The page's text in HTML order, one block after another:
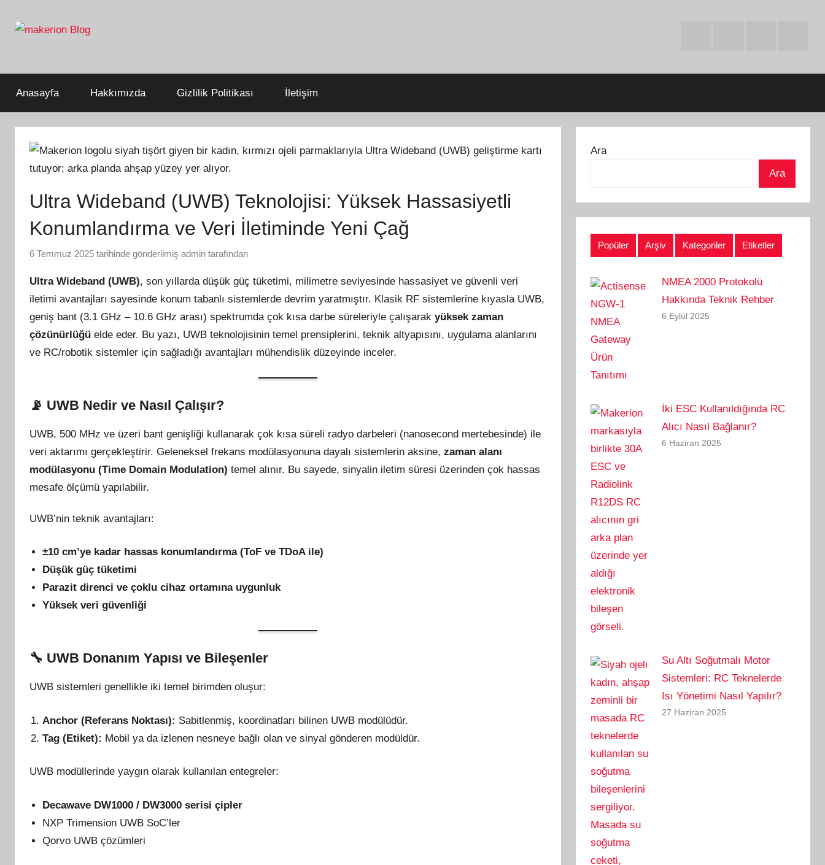
atla
Blog
Anasayfa Hakkımızda Gizlilik Politikası İletişim
Ultra Wideband (UWB) Teknolojisi: Yüksek Hassasiyetli
Konumlandırma ve Veri İletiminde Yeni Çağ
6 Temmuz 2025 tarihinde gönderilmiş admin tarafından
Ultra Wideband (UWB), son yıllarda düşük güç tüketimi, milimetre seviyesinde hassasiyet ve güvenli veri
iletimi avantajları sayesinde konum tabanlı sistemlerde devrim yaratmıştır. Klasik RF sistemlerine kıyasla UWB,
geniş bant (3.1 GHz – 10.6 GHz arası) spektrumda çok kısa darbe süreleriyle çalışarak yüksek zaman
çözünürlüğü elde eder. Bu yazı, UWB teknolojisinin temel prensiplerini, teknik altyapısını, uygulama alanlarını
ve RC/robotik sistemler için sağladığı avantajları mühendislik düzeyinde inceler.
📡 UWB Nedir ve Nasıl Çalışır?
UWB, 500 MHz ve üzeri bant genişliği kullanarak çok kısa süreli radyo darbeleri (nanosecond mertebesinde) ile
veri aktarımı gerçekleştirir. Geleneksel frekans modülasyonuna dayalı sistemlerin aksine, zaman alanı
modülasyonu (Time Domain Modulation) temel alınır. Bu sayede, sinyalin iletim süresi üzerinden çok hassas
mesafe ölçümü yapılabilir.
UWB’nin teknik avantajları:
±10 cm’ye kadar hassas konumlandırma (ToF ve TDoA ile)
Düşük güç tüketimi
Parazit direnci ve çoklu cihaz ortamına uygunluk
Yüksek veri güvenliği
🔧 UWB Donanım Yapısı ve Bileşenler
UWB sistemleri genellikle iki temel birimden oluşur:
Anchor (Referans Noktası): Sabitlenmiş, koordinatları bilinen UWB modülüdür.
Tag (Etiket): Mobil ya da izlenen nesneye bağlı olan ve sinyal gönderen modüldür.
UWB modüllerinde yaygın olarak kullanılan entegreler:
Decawave DW1000 / DW3000 serisi çipler
NXP Trimension UWB SoC’ler
Qorvo UWB çözümleri
Ara
Ara
Popüler Arşiv Kategoriler Etiketler
NMEA 2000 Protokolü
Hakkında Teknik Rehber
6 Eylül 2025
İki ESC Kullanıldığında RC
Alıcı Nasıl Bağlanır?
6 Haziran 2025
Su Altı Soğutmalı Motor
Sistemleri: RC Teknelerde
Isı Yönetimi Nasıl Yapılır?
27 Haziran 2025